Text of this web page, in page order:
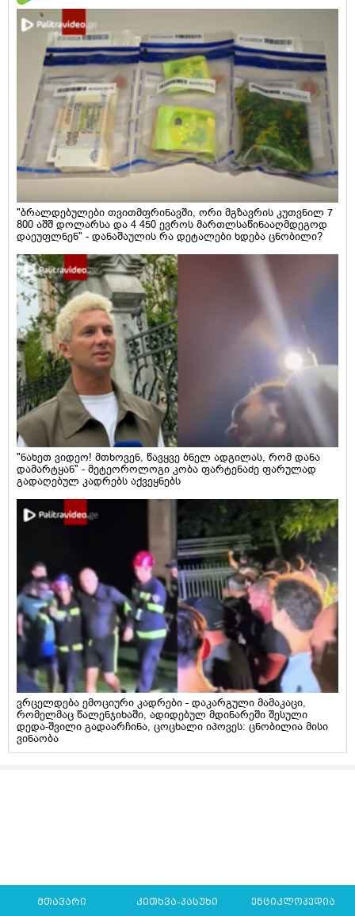
"ბრალდებულები თვითმფრინავში, ორი მგზავრის კუთვნილ 7
800 აშშ დოლარსა და 4 450 ევროს მართლსაწინააღმდეგოდ
დაეუფლნენ" - დანაშაულის რა დეტალები ხდება ცნობილი?
"ნახეთ ვიდეო! მთხოვენ, წავყვე ბნელ ადგილას, რომ დანა
დამარტყან" - მეტეოროლოგი კობა ფარტენაძე ფარულად
გადაღებულ კადრებს აქვეყნებს
ვრცელდება ემოციური კადრები - დაკარგული მამაკაცი,
რომელმაც წალენჯიხაში, ადიდებულ მდინარეში შესული
დედა-შვილი გადაარჩინა, ცოცხალი იპოვეს: ცნობილია მისი
ვინაობა
მთავარი კითხვა-პასუხი ენციკლოპედია